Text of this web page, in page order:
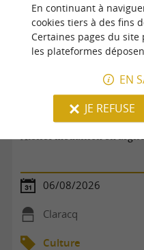
Atelier médaillon en
06/08/2026
Claracq
Culture
En continuant à
cookies tiers à des fins
Certaines pages du site
les plateformes
EN
JE REFUSE